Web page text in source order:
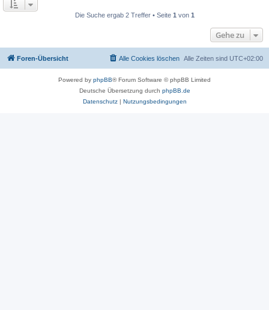
Die Suche ergab 2 Treffer • Seite 1 von 1
Gehe zu
Foren-Übersicht Alle Zeiten sind UTC+02:00
Alle Cookies löschen
Powered by phpBB® Forum Software © phpBB Limited
Deutsche Übersetzung durch phpBB.de
Datenschutz| Nutzungsbedingungen